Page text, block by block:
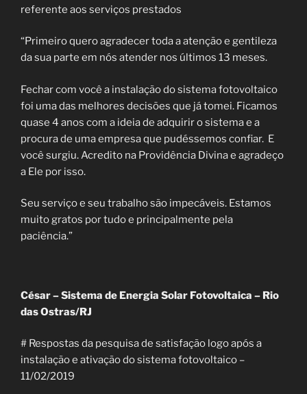
referente aos serviços prestados
“Primeiro quero agradecer toda a atenção e gentileza
da sua parte em nós atender nos últimos 13 meses.
Fechar com você a instalação do sistema fotovoltaico
foi uma das melhores decisões que já tomei. Ficamos
quase 4 anos com a ideia de adquirir o sistema e a
procura de uma empresa que pudéssemos confiar. E
você surgiu. Acredito na Providência Divina e agradeço
a Ele por isso.
Seu serviço e seu trabalho são impecáveis. Estamos
muito gratos por tudo e principalmente pela
paciência.”
César – Sistema de Energia Solar Fotovoltaica – Rio
das Ostras/RJ
# Respostas da pesquisa de satisfação logo após a
instalação e ativação do sistema fotovoltaico –
11/02/2019